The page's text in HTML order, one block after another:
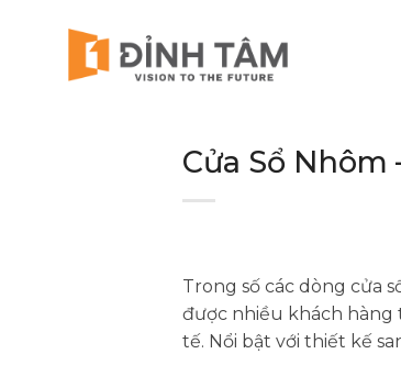
Cửa Sổ
Trong số các dòng cửa
được nhiều khách hàng
tế. Nổi bật với thiết kế